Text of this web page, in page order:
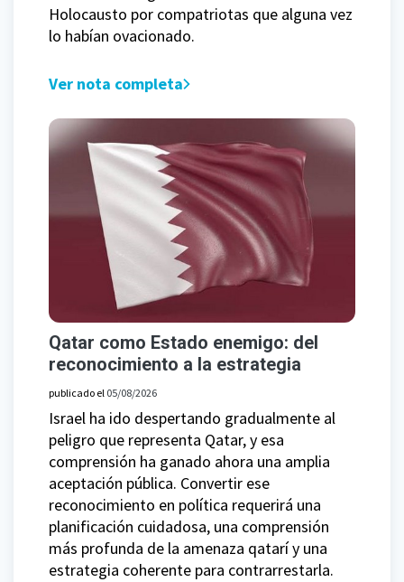
Holocausto por compatriotas que alguna vez
lo habían ovacionado.
Ver nota completa
Qatar como Estado enemigo: del
reconocimiento a la estrategia
publicado el 05/08/2026
Israel ha ido despertando gradualmente al
peligro que representa Qatar, y esa
comprensión ha ganado ahora una amplia
aceptación pública. Convertir ese
reconocimiento en política requerirá una
planificación cuidadosa, una comprensión
más profunda de la amenaza qatarí y una
estrategia coherente para contrarrestarla.